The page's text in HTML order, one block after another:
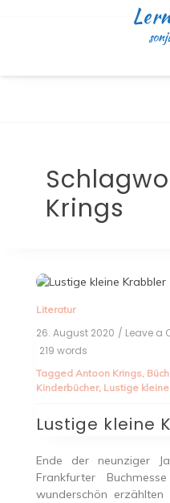
Krings
Literatur
26. August 2020 / Leave a
219 words
Tagged Antoon Krings,
Kinderbücher, Lustige
Lustige kleine
Ende der neunziger
Frankfurter
wunderschön